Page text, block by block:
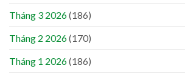
Tháng 3 2026(186)
Tháng 2 2026(170)
Tháng 1 2026(186)